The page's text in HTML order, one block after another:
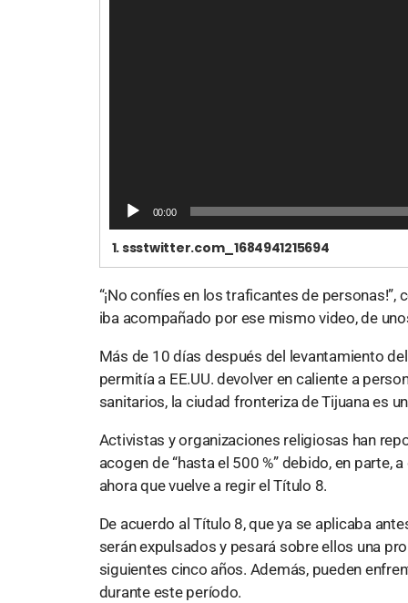
00:00
1.ssstwitter.com_1684941215694
“¡No confíes en los traficantes de
iba acompañado por ese mismo video, de
Más de 10 días después del levantamiento
permitía a EE.UU. devolver en caliente a
sanitarios, la ciudad fronteriza de Tijuana es
Activistas y organizaciones religiosas han
acogen de “hasta el 500 %” debido, en
ahora que vuelve a regir el Título 8.
De acuerdo al Título 8, que ya se aplicaba
serán expulsados y pesará sobre ellos una
siguientes cinco años. Además, pueden
durante este período.